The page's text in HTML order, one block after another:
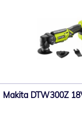
Makita DTW300Z